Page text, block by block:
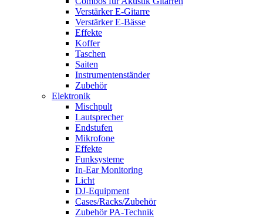
Verstärker E-Gitarre
Verstärker E-Bässe
Effekte
Koffer
Taschen
Saiten
Instrumentenständer
Zubehör
Elektronik
Mischpult
Lautsprecher
Endstufen
Mikrofone
Effekte
Funksysteme
In-Ear Monitoring
Licht
DJ-Equipment
Cases/Racks/Zubehör
Zubehör PA-Technik